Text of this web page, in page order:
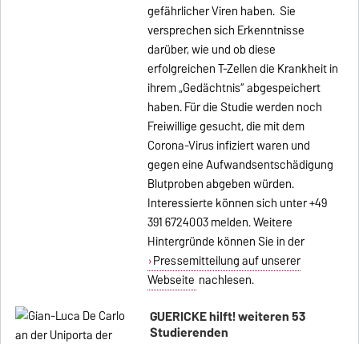
gefährlicher Viren haben. Sie
versprechen sich Erkenntnisse
darüber, wie und ob diese
erfolgreichen T-Zellen die Krankheit in
ihrem „Gedächtnis“ abgespeichert
haben. Für die Studie werden noch
Freiwillige gesucht, die mit dem
Corona-Virus infiziert waren und
gegen eine Aufwandsentschädigung
Blutproben abgeben würden.
Interessierte können sich unter +49
391 6724003 melden. Weitere
Hintergründe können Sie in der
Pressemitteilung auf unserer
Webseite nachlesen.
GUERICKE hilft! weiteren 53
Studierenden